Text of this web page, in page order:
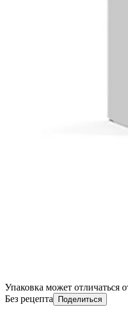
Упаковка может отличаться
Без рецепта
Поделиться